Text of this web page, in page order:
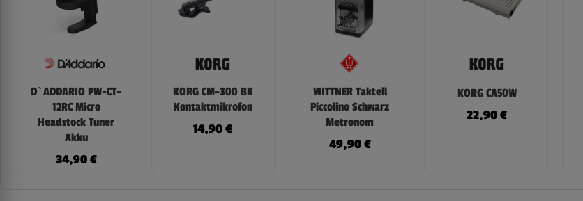
D`ADDARIO PW-CT-
12RC Micro
Headstock Tuner
Akku
34,90€
KORG CM-300 BK
Kontaktmikrofon
14,90€
WITTNER Taktell
Piccolino Schwarz
Metronom
49,90€
KORG CA50W
22,90€